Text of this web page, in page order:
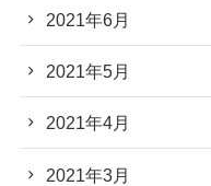
2021年6月
2021年5月
2021年4月
2021年3月